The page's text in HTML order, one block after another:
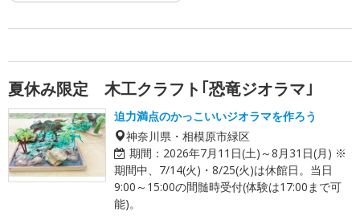
夏休み限定 木工クラフト｢恐竜ジオラマ｣
迫力満点のかっこいいジオラマを作ろう
神奈川県・相模原市緑区
期間： 2026年7月11日(土)～8月31日(月) ※
期間中、7/14(火)・8/25(火)は休館日。当日
9:00～15:00の間髄時受付(体験は17:00まで可
能)。